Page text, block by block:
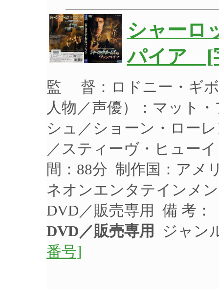
シャーロ
パイア [
監 督：ロドニー・ギ
人物／声優）：マット
シュ／ショーン・ロー
／スティーヴ・ヒュー
間：88分 制作国：アメ
ネオンエンタテインメ
DVD／販売専用 備 考：
DVD／販売専用
ジャン
番号]